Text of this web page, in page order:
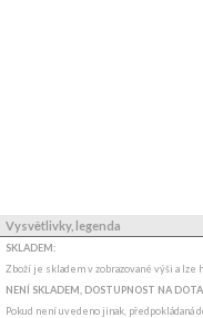
Vysvětlivky, legenda
SKLADEM:
Zboží je skladem v zobrazované výši a lze
NENÍ SKLADEM, DOSTUPNOST NA
Pokud není uvedeno jinak, předpokládaná